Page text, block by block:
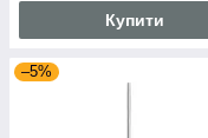
Купити
–5%